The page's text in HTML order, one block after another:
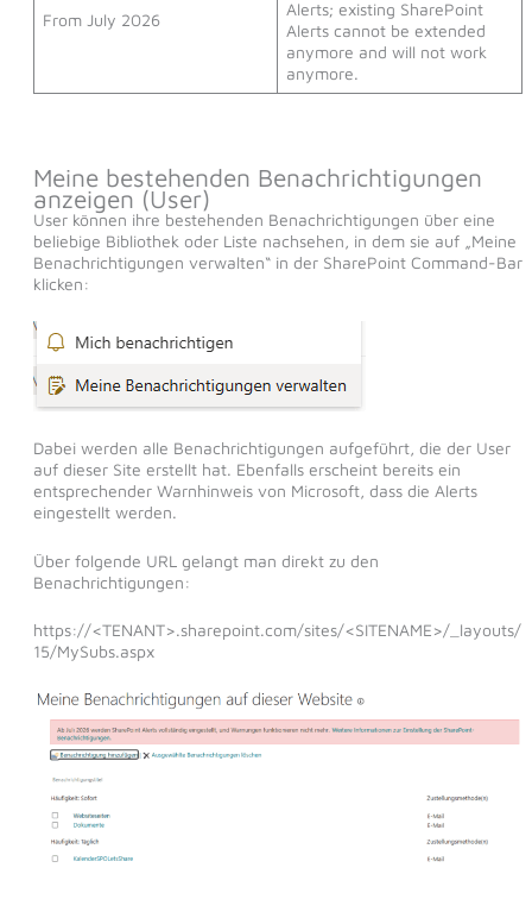
From July 2026
Alerts; existing SharePoint
Alerts cannot be extended
anymore and will not work
anymore.
Meine bestehenden Benachrichtigungen
anzeigen (User)
User können ihre bestehenden Benachrichtigungen über eine
beliebige Bibliothek oder Liste nachsehen, in dem sie auf „Meine
Benachrichtigungen verwalten“ in der SharePoint Command-Bar
klicken:
Dabei werden alle Benachrichtigungen aufgeführt, die der User
auf dieser Site erstellt hat. Ebenfalls erscheint bereits ein
entsprechender Warnhinweis von Microsoft, dass die Alerts
eingestellt werden.
Über folgende URL gelangt man direkt zu den
Benachrichtigungen:
https://<TENANT>.sharepoint.com/sites/<SITENAME>/_layouts/
15/MySubs.aspx